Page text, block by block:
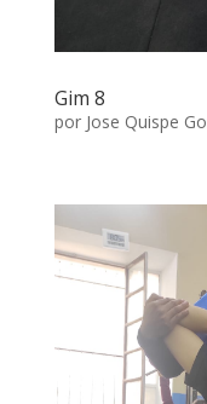
Gim 8
por Jose Quispe